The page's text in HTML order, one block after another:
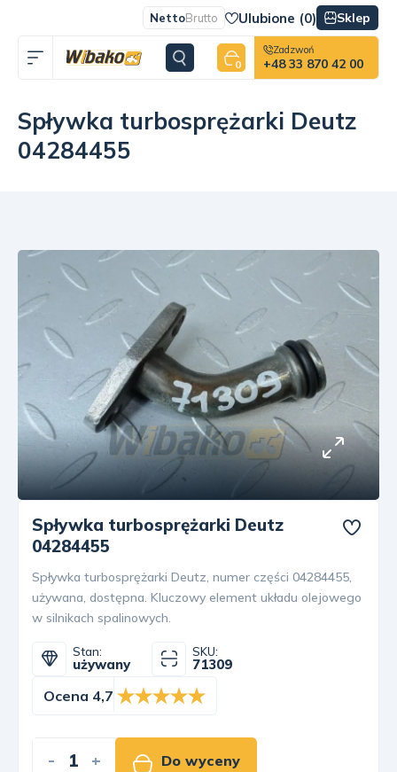
NettoBrutto Ulubione (0) Sklep
0
Zadzwoń
+48 33 870 42 00
Spływka turbosprężarki Deutz
04284455
Spływka turbosprężarki Deutz
04284455
Spływka turbosprężarki Deutz, numer części 04284455,
używana, dostępna. Kluczowy element układu olejowego
w silnikach spalinowych.
Stan:
używany
SKU:
71309
Ocena 4,7
- + Do wyceny